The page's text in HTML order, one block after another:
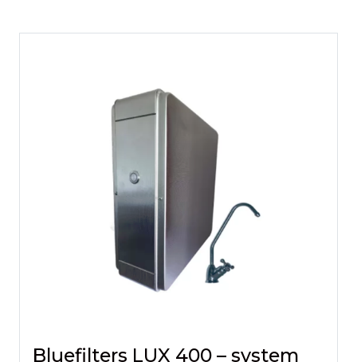
Bluefilters LUX 400 – system